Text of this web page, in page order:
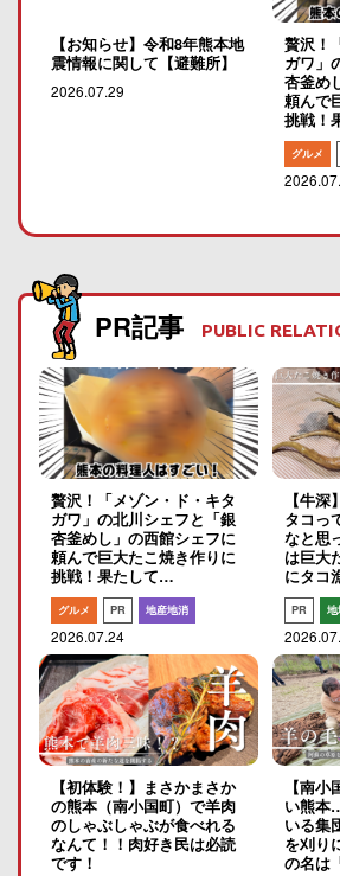
【お知らせ】令和8年熊本地
震情報に関して【避難所】
2026.07.29
贅沢！
ガワ」
杏釜め
頼んで
挑戦！
グルメ
PR記事 PUBLIC
贅沢！「メゾン・ド・キタ
ガワ」の北川シェフと「銀
杏釜めし」の西館シェフに
頼んで巨大たこ焼き作りに
挑戦！果たして…
グルメ PR 地産地消
2026.07.24
【牛
タコっ
なと思
は巨大
にタコ
PR 地
【初体験！】まさかまさか
の熊本（南小国町）で羊肉
のしゃぶしゃぶが食べれる
なんて！！肉好き民は必読
です！
【南
い熊本
いる集
を刈り
の名は